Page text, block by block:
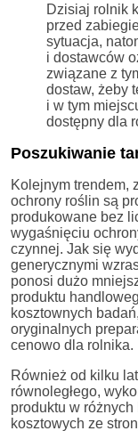
Dzisiaj rolnik
przed
sytuacja,
i dostawców
związane z
dostaw, żeby
i w tym
dostępny dla
Poszukiwanie
Kolejnym trendem,
ochrony roślin są
produkowane bez
wygaśnięciu
czynnej. Jak się
generycznymi
ponosi dużo
produktu
kosztownych
oryginalnych
cenowo dla rolnika.
Również od kilku
równoległego,
produktu w
kosztowych ze